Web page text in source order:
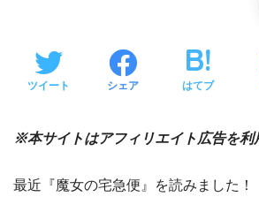
ツイート シェア はてブ
※本サイトはアフィリエイト広告を利
最近『魔女の宅急便』を読みました！